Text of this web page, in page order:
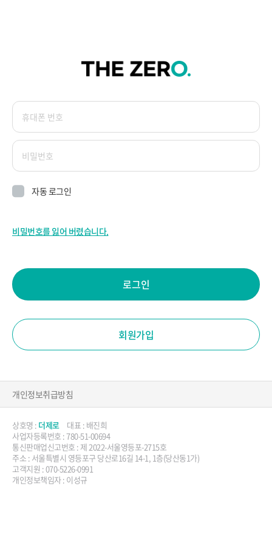
자동 로그인
비밀번호를 잃어 버렸습니다.
로그인
회원가입
개인정보취급방침
상호명 : 더제로
대표 : 배진희
사업자등록번호 : 780-51-00694
통신판매업신고번호 : 제 2022-서울영등포-2715호
주소 : 서울특별시 영등포구 당산로16길 14-1, 1층(당산동1가)
고객지원 : 070-5226-0991
개인정보책임자 : 이성규